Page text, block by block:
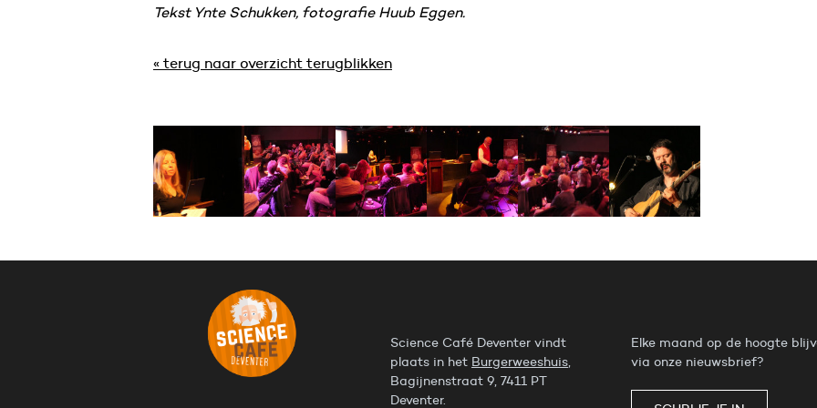
Tekst Ynte Schukken, fotografie Huub Eggen.
« terug naar overzicht terugblikken
Science Café Deventer vindt
plaats in het Burgerweeshuis,
Bagijnenstraat 9, 7411 PT
Deventer.
Elke maand op de hoogte
via onze nieuwsbrief?